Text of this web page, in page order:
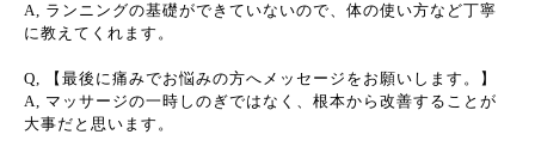
A, ランニングの基礎ができていないので、体の使い方など丁寧
に教えてくれます。
Q, 【最後に痛みでお悩みの方へメッセージをお願いします。】
A, マッサージの一時しのぎではなく、根本から改善することが
大事だと思います。